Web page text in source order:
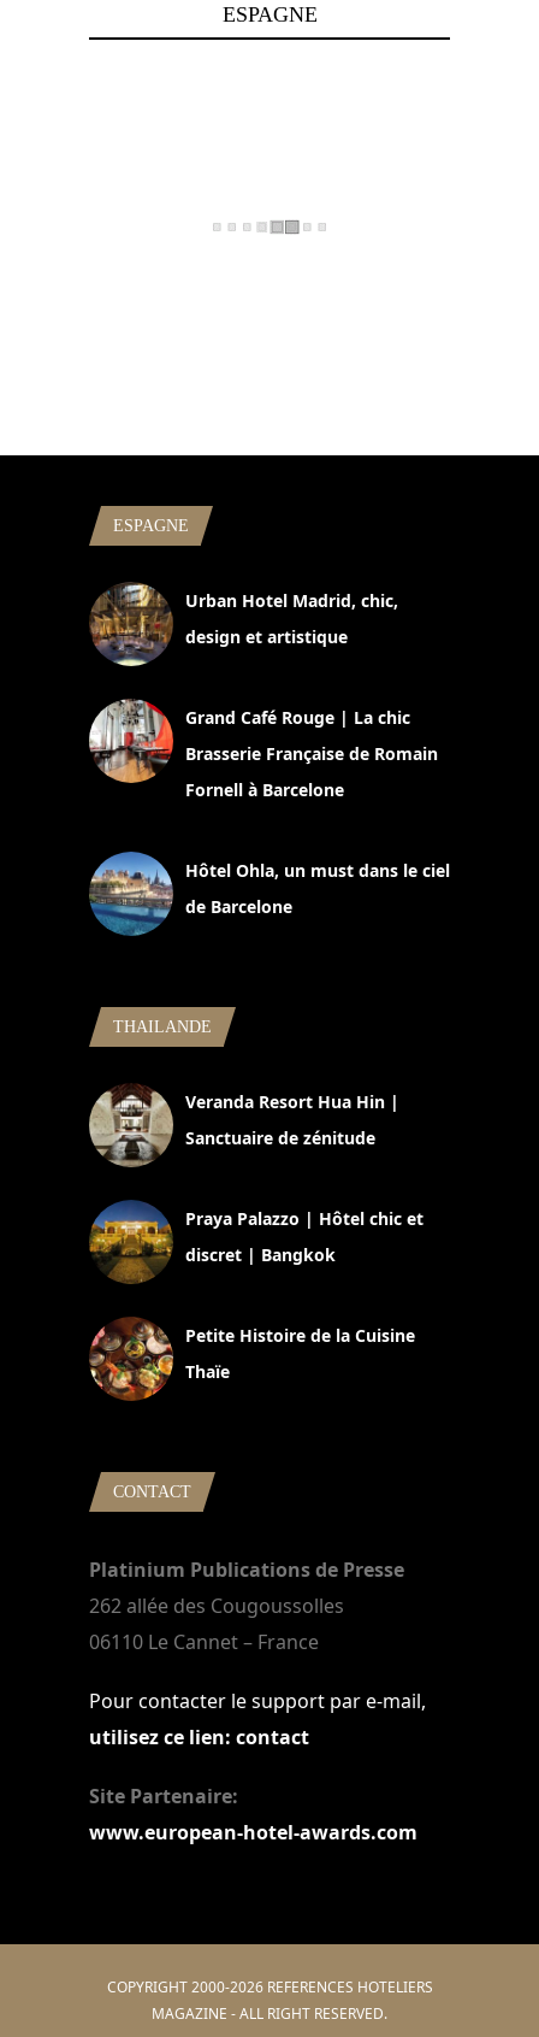
ESPAGNE
ESPAGNE
Urban Hotel Madrid, chic,
design et artistique
Grand Café Rouge | La chic
Brasserie Française de Romain
Fornell à Barcelone
Hôtel Ohla, un must dans le ciel
de Barcelone
THAILANDE
Veranda Resort Hua Hin |
Sanctuaire de zénitude
Praya Palazzo | Hôtel chic et
discret | Bangkok
Petite Histoire de la Cuisine
Thaïe
CONTACT
Platinium Publications de Presse
262 allée des Cougoussolles
06110 Le Cannet – France
Pour contacter le support par e-mail,
utilisez ce lien: contact
Site Partenaire:
www.european-hotel-awards.com
COPYRIGHT 2000-2026 REFERENCES HOTELIERS
MAGAZINE - ALL RIGHT RESERVED.